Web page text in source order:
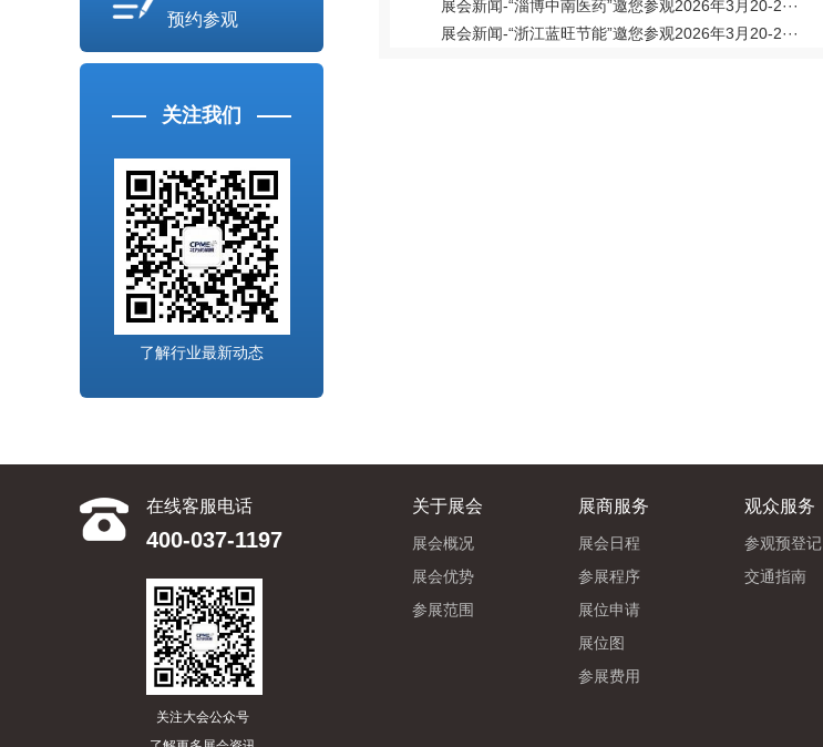
预约参观
关注我们
了解行业最新动态
展会新闻-“淄博中南医药”邀您参观2026年3月20-2···
展会新闻-“浙江蓝旺节能”邀您参观2026年3月20-2···
在线客服电话
400-037-1197
关注大会公众号
关于展会
展会概况
展会优势
参展范围
展商服务
展会日程
参展程序
展位申请
展位图
参展费用
观众服务
参观预登记
交通指南